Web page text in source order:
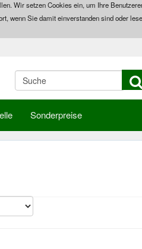
Wir setzen Cookies ein, um Ihre
wenn Sie damit einverstanden sind oder
Sonderpreise